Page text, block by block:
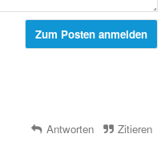
Zum Posten anmelden
Antworten Zitieren